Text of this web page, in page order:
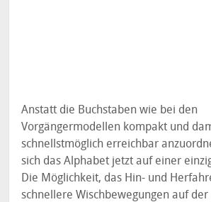
Anstatt die Buchstaben wie bei den
Vorgängermodellen kompakt und
schnellstmöglich erreichbar
sich das Alphabet jetzt auf einer
Die Möglichkeit, das Hin- und
schnellere Wischbewegungen auf der